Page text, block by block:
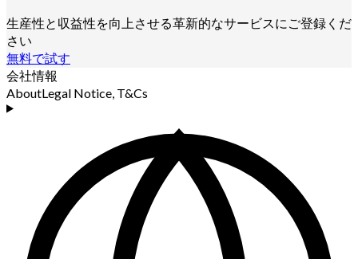
生産性と収益性を向上させる革新的なサービスにご登録くだ
さい
無料で試す
会社情報
AboutLegal Notice, T&Cs